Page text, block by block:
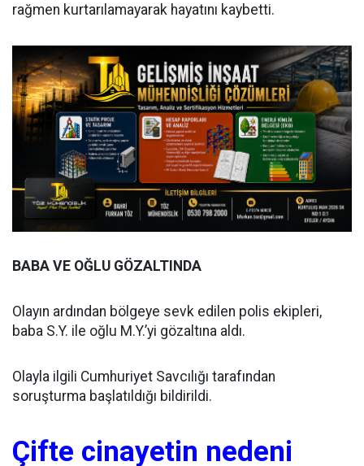
rağmen kurtarılamayarak hayatını kaybetti.
BABA VE OĞLU GÖZALTINDA
Olayın ardından bölgeye sevk edilen polis ekipleri,
baba S.Y. ile oğlu M.Y.’yi gözaltına aldı.
Olayla ilgili Cumhuriyet Savcılığı tarafından
soruşturma başlatıldığı bildirildi.
Çifte cinayetin nedeni